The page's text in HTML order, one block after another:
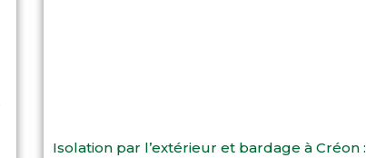
Isolation par l’extérieur et bardage à Créon :